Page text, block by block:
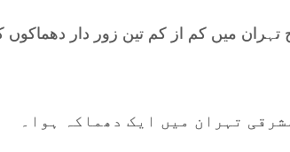
میں کم از کم تین زور دار دھماکوں
تہران میں ایک دھماکہ ہوا۔